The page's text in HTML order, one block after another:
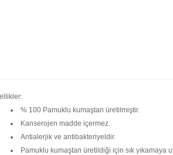
% 100 Pamuklu kumaştan üretilmiştir.
Kanserojen madde içermez.
Antialerjik ve antibakteriyeldir.
Pamuklu kumaştan üretildiği için sık yıkamaya